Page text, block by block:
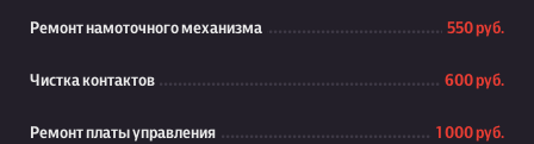
Ремонт намоточного механизма 550 руб.
Чистка контактов 600 руб.
Ремонт платы управления 1 000 руб.